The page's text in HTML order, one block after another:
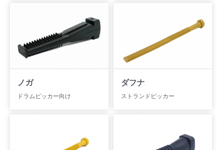
ノガ
ドラムピッカー向け
ダフナ
ストランドピッカー